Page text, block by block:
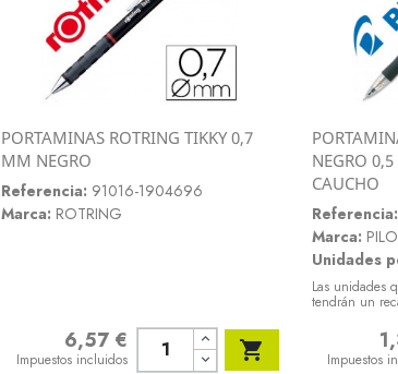
PORTAMINAS ROTRING TIKKY 0,7
MM NEGRO
Referencia: 91016-1904696
Marca: ROTRING
6,57 €
Impuestos incluidos 
NEGRO
CAUCHO
Referencia:
Marca:
Unidades
Las unidades
tendrán un
Impuestos